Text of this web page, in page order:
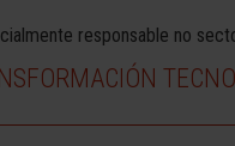
responsable no